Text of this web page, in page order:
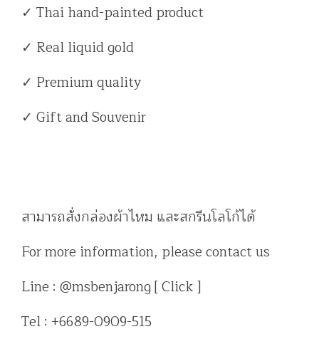
✓ Thai hand-painted product
✓ Real liquid gold
✓ Premium quality
✓ Gift and Souvenir
สามารถสั่งกล่องผ้าไหม และสกรีนโลโก้ได้
For more information, please contact us
Line : @msbenjarong [ Click ]
Tel : +6689-0909-515